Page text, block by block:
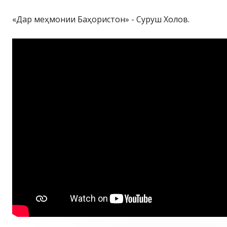
«Дар меҳмонии Баҳористон» - Суруш Холов.